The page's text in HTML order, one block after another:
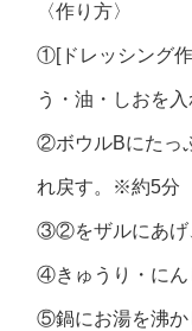
〈作り方〉
①[ドレッシング
う・油・しおを
②ボウルBにたっ
れ戻す。※約5分
③②をザルにあげ
④きゅうり・にん
⑤鍋にお湯を沸